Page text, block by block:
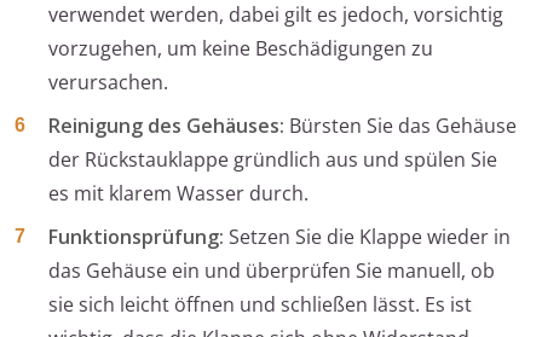
verwendet werden, dabei gilt es jedoch, vorsichtig
vorzugehen, um keine Beschädigungen zu
verursachen.
Reinigung des Gehäuses: Bürsten Sie das Gehäuse
der Rückstauklappe gründlich aus und spülen Sie
es mit klarem Wasser durch.
Funktionsprüfung: Setzen Sie die Klappe wieder in
das Gehäuse ein und überprüfen Sie manuell, ob
sie sich leicht öffnen und schließen lässt. Es ist